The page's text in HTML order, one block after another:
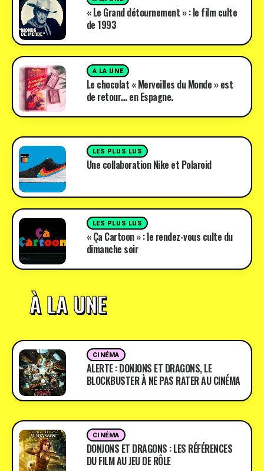
« Le Grand détournement » : le film culte
de 1993
A LA UNE
Le chocolat « Merveilles du Monde » est
de retour… en Espagne.
LES PLUS LUS
Une collaboration Nike et Polaroid
LES PLUS LUS
« Ça Cartoon » : le rendez-vous culte du
dimanche soir
À LA UNE
CINÉMA
ALERTE : DONJONS ET DRAGONS, LE
BLOCKBUSTER À NE PAS RATER AU CINÉMA
CINÉMA
DONJONS ET DRAGONS : LES RÉFÉRENCES
DU FILM AU JEU DE RÔLE